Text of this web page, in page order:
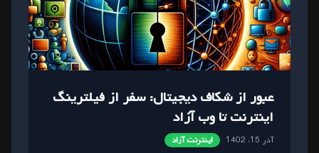
عبور از شکاف دیجیتال: سفر از فیلترینگ
اینترنت تا وب آزاد
آذر 15، 1402 اینترنت آزاد